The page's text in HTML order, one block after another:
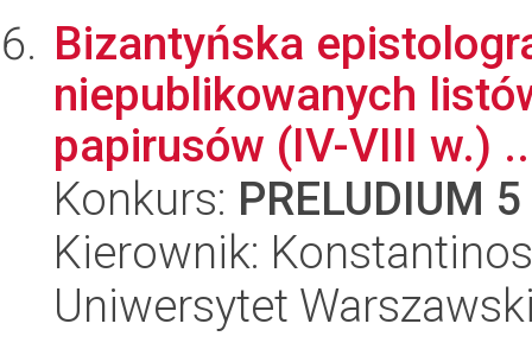
Bizantyńska
niepublikowanych
papirusów (IV-VIII w.)
Konkurs: PRELUDIUM 5
Kierownik:
Uniwersytet